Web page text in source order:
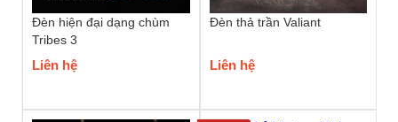
Đèn hiện đại dạng chùm
Tribes 3
Liên hệ
Đèn thả trần Valiant
Liên hệ